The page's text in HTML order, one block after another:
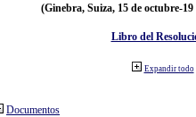
(Ginebra, Suiza, 15 de octubre-19
Libro del
Expandir todo
Documentos